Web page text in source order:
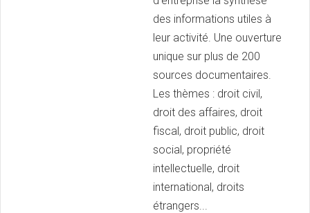
des informations utiles à
leur activité. Une ouverture
unique sur plus de 200
sources documentaires.
Les thèmes : droit civil,
droit des affaires, droit
fiscal, droit public, droit
social, propriété
intellectuelle, droit
international, droits
étrangers...